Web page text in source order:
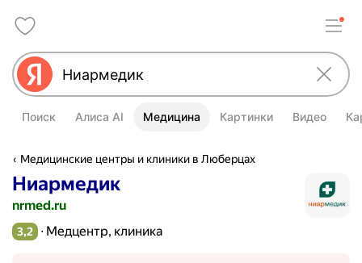
Поиск Алиса AI Медицина Картинки Видео
Медицинские центры и клиники в Люберцах
Ниармедик
nrmed.ru
Рейтинг 3,2 из 5
3,2 Медцентр, клиника